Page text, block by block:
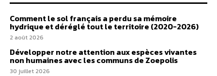
Comment le sol français a perdu sa mémoire
hydrique et déréglé tout le territoire (2020-2026)
2 août 2026
Développer notre attention aux espèces vivantes
non humaines avec les communs de Zoepolis
30 juillet 2026